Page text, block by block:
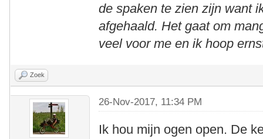
de spaken te zien zijn want
afgehaald. Het gaat om
veel voor me en ik hoop
Zoek
26-Nov-2017, 11:34 PM
Ik hou mijn ogen open. De